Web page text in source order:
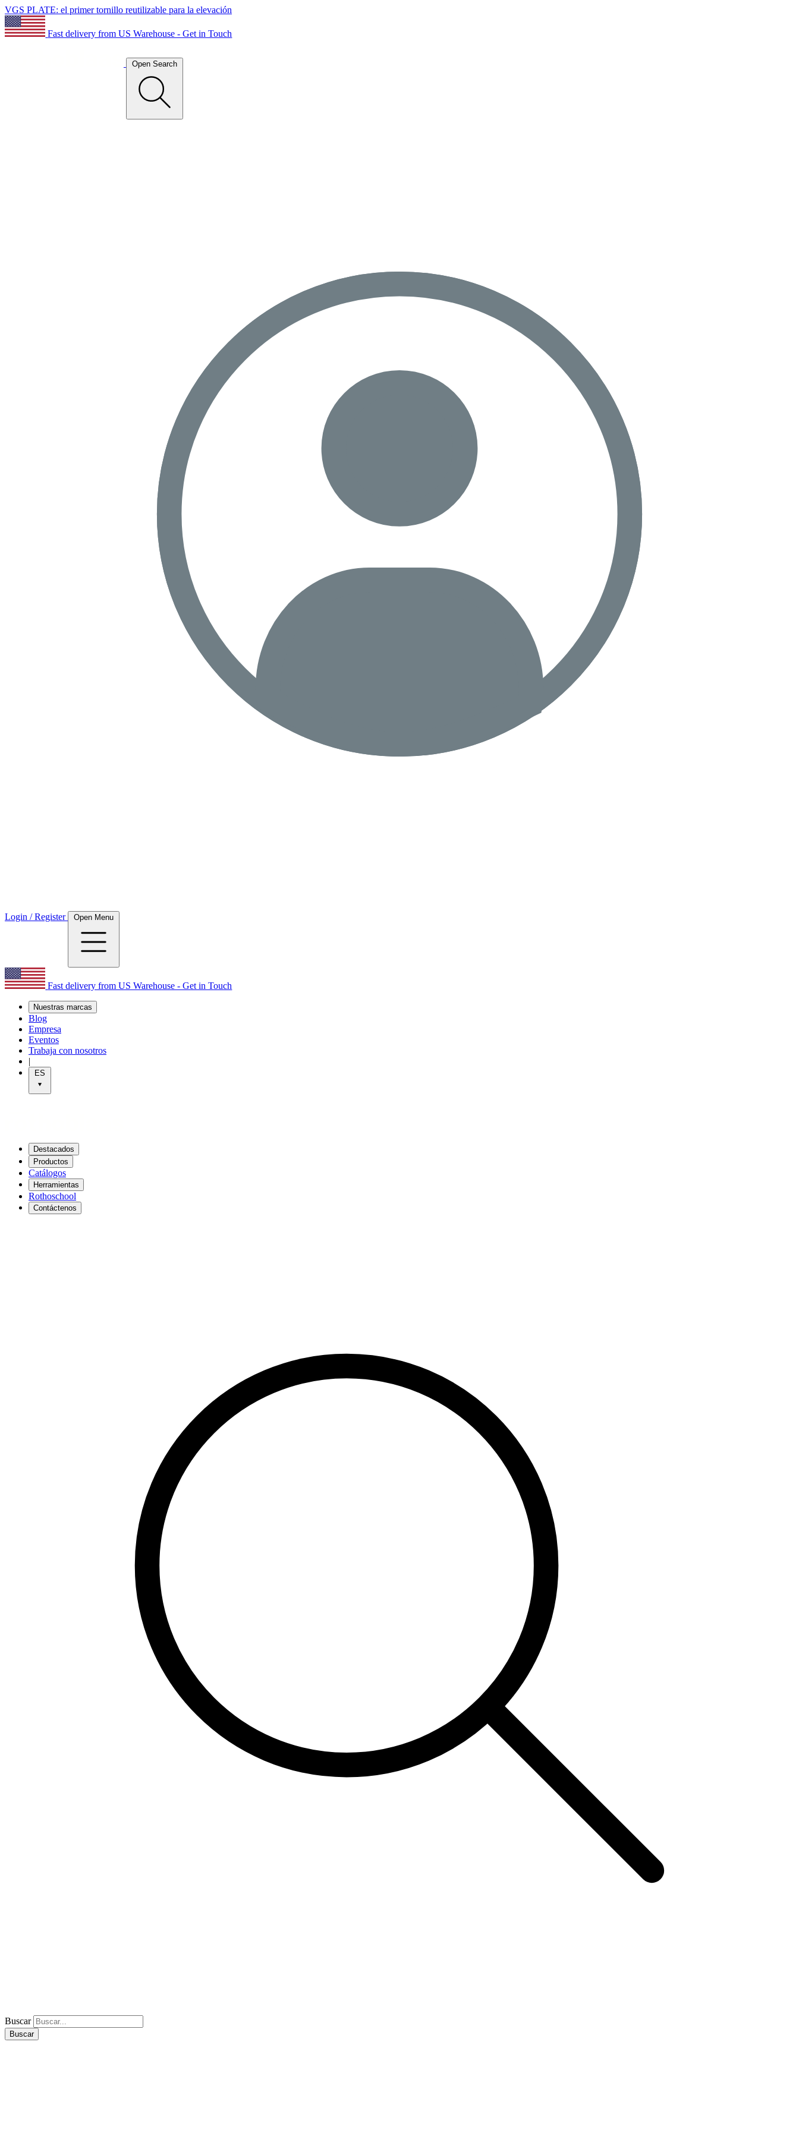
VGS PLATE: el primer tornillo reutilizable para la elevación
Fast delivery from US Warehouse - Get in Touch
Open Search
Login / Register Open Menu
Fast delivery from US Warehouse - Get in Touch
Nuestras marcas
Blog
Empresa
Eventos
Trabaja con nosotros
|
ES
Destacados
Productos
Catálogos
Herramientas
Rothoschool
Contáctenos
Buscar
Buscar